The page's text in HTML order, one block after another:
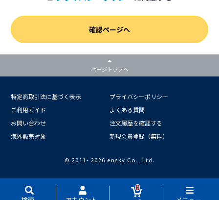
確認ページへ
0
ページトップへ
特定商取引法に基づく表示
プライバシーポリシー
ご利用ガイド
よくある質問
お問い合わせ
注文履歴を確認する
海外販売対象
新規会員登録（無料）
© 2011- 2026 ensky Co., Ltd.